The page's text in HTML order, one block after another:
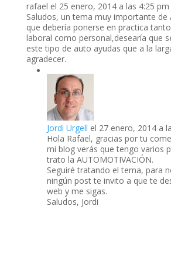
rafael el 25 enero, 2014 a las 4:25 pm
Saludos, un tema muy importante
que debería ponerse en practica
laboral como personal,desearía que
este tipo de auto ayudas que a la
agradecer.
Jordi Urgell el 27 enero, 2014 a
Hola Rafael, gracias por tu
mi blog verás que tengo varios
trato la AUTOMOTIVACIÓN.
Seguiré tratando el tema, para
ningún post te invito a que te
web y me sigas.
Saludos, Jordi